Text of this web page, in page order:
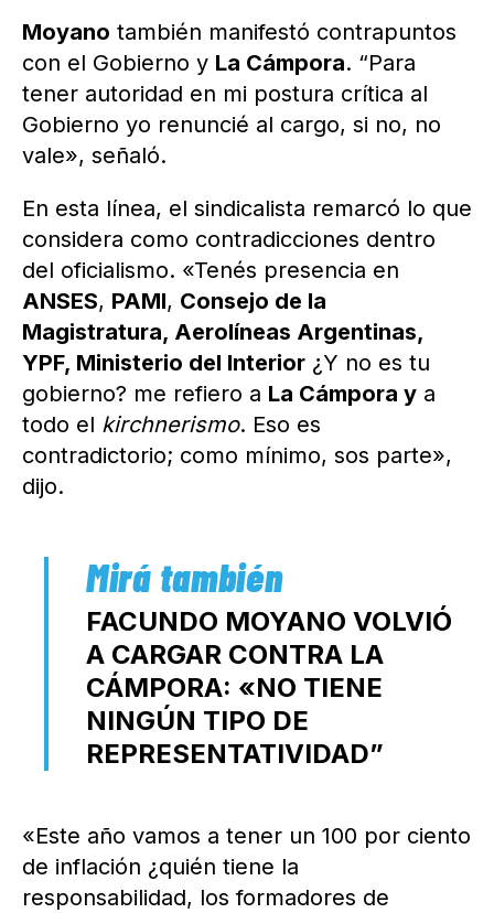
Moyano también manifestó contrapuntos
con el Gobierno y La Cámpora. “Para
tener autoridad en mi postura crítica al
Gobierno yo renuncié al cargo, si no, no
vale», señaló.
En esta línea, el sindicalista remarcó lo que
considera como contradicciones dentro
del oficialismo. «Tenés presencia en
ANSES, PAMI, Consejo de la
Magistratura, Aerolíneas Argentinas,
YPF, Ministerio del Interior ¿Y no es tu
gobierno? me refiero a La Cámpora y a
todo el kirchnerismo. Eso es
contradictorio; como mínimo, sos parte»,
dijo.
FACUNDO MOYANO VOLVIÓ
A CARGAR CONTRA LA
CÁMPORA: «NO TIENE
NINGÚN TIPO DE
REPRESENTATIVIDAD”
«Este año vamos a tener un 100 por ciento
de inflación ¿quién tiene la
responsabilidad, los formadores de